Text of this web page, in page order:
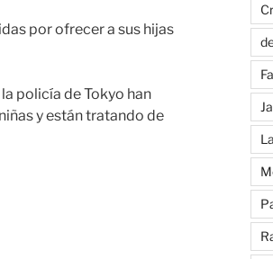
por ofrecer a sus hijas
policía de Tokyo han
y están tratando de